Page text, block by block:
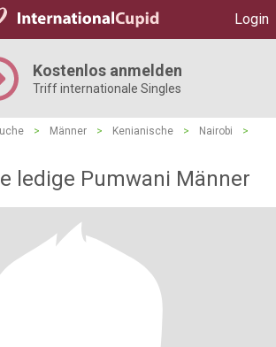
Login
Kostenlos anmelden
Triff internationale Singles
> Männer > Kenianische > Nairobi
>
ledige Pumwani Männer